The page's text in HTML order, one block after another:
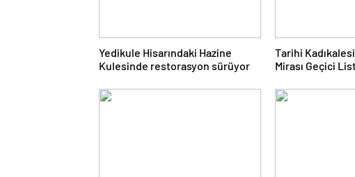
Yedikule Hisarındaki Hazine
Kulesinde restorasyon sürüyor
Tarihi
Mirası Geçici